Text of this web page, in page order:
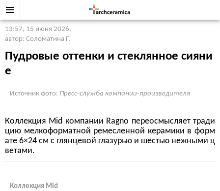
13:57, 15 июня 2026,
автор: Соломатина Г.
Пудровые оттенки и стеклянное сияни
е
Источник фото: Пресс-служба компании-производителя
Коллекция Mid компании Ragno переосмысляет тради
цию мелкоформатной ремесленной керамики в форм
ате 6×24 см с глянцевой глазурью и шестью нежными ц
ветами.
Коллекция Mid